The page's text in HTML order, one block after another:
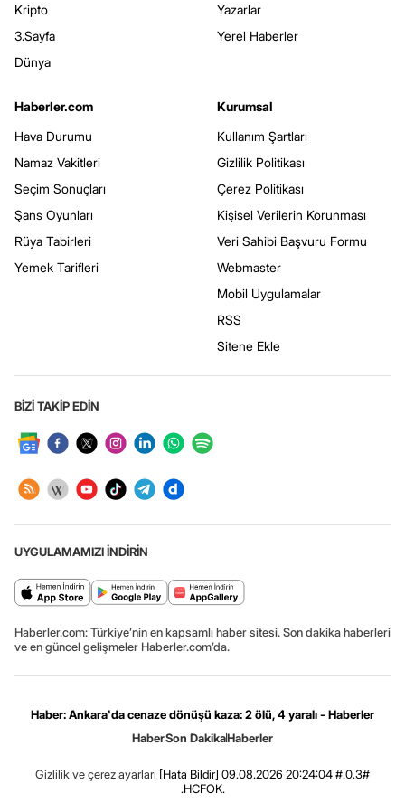
Kripto
3.Sayfa
Dünya
Yazarlar
Yerel Haberler
Haberler.com
Hava Durumu
Namaz Vakitleri
Seçim Sonuçları
Şans Oyunları
Rüya Tabirleri
Yemek Tarifleri
Kurumsal
Kullanım Şartları
Gizlilik Politikası
Çerez Politikası
Kişisel Verilerin Korunması
Veri Sahibi Başvuru Formu
Webmaster
Mobil Uygulamalar
RSS
Sitene Ekle
BİZİ TAKİP EDİN
UYGULAMAMIZI İNDİRİN
Haberler.com: Türkiye’nin en kapsamlı haber sitesi. Son dakika haberleri
ve en güncel gelişmeler Haberler.com’da.
Haber: Ankara'da cenaze dönüşü kaza: 2 ölü, 4 yaralı - Haberler
HaberSon DakikaHaberler
Gizlilik ve çerez ayarları [Hata Bildir] 09.08.2026 20:24:04 #.0.3#
.HCFOK.